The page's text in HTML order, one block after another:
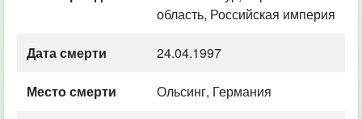
область, Российская империя
Дата смерти 24.04.1997
Место смерти Ольсинг, Германия